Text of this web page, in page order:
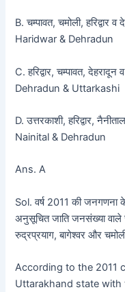
B. चम्पावत, चमोली,
Haridwar & Dehradun
C. हरिद्वार, चम्पावत,
Dehradun & Uttarkashi
D. उत्तरकाशी, हरिद्वार,
Nainital & Dehradun
Ans. A
Sol. वर्ष 2011 की
अनुसूचित जाति जनसंख्या
रुद्रप्रयाग, बागेश्वर और
According to the 2011
Uttarakhand state with